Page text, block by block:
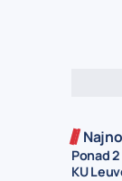
Ponad
KU